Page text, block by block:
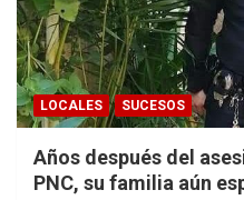
LOCALES SUCESOS
Años después del
PNC, su familia aún